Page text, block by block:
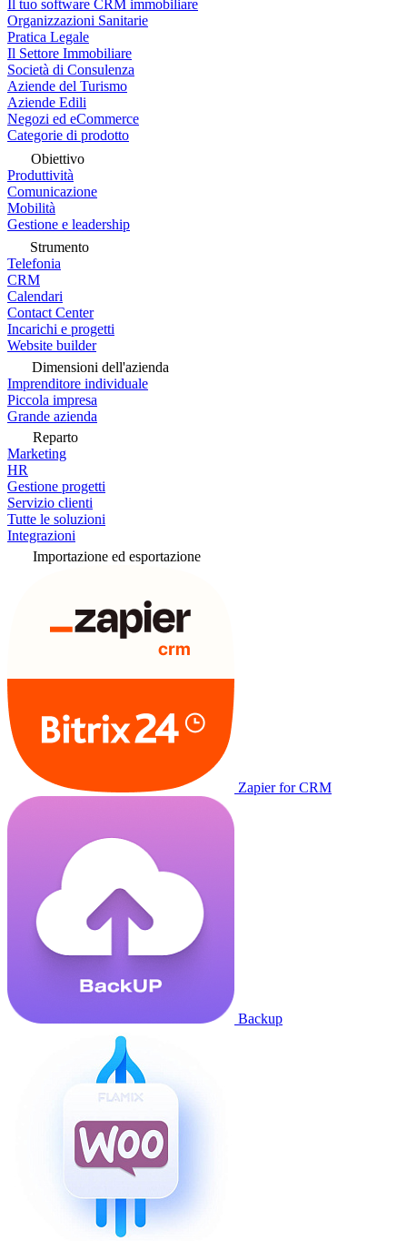
Il tuo software CRM immobiliare
Organizzazioni Sanitarie
Pratica Legale
Il Settore Immobiliare
Società di Consulenza
Aziende del Turismo
Aziende Edili
Negozi ed eCommerce
Categorie di prodotto
Obiettivo
Produttività
Comunicazione
Mobilità
Gestione e leadership
Strumento
Telefonia
CRM
Calendari
Contact Center
Incarichi e progetti
Website builder
Dimensioni dell'azienda
Imprenditore individuale
Piccola impresa
Grande azienda
Reparto
Marketing
HR
Gestione progetti
Servizio clienti
Tutte le soluzioni
Integrazioni
Importazione ed esportazione
Zapier for CRM
Backup